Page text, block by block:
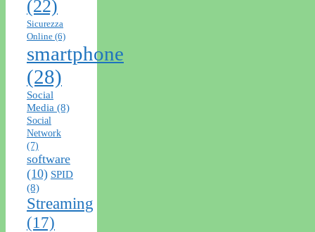
(22)
Sicurezza
Online (6)
smartphone
(28)
Social
Media (8)
Social
Network
(7)
software
(10) SPID
(8)
Streaming
(17)